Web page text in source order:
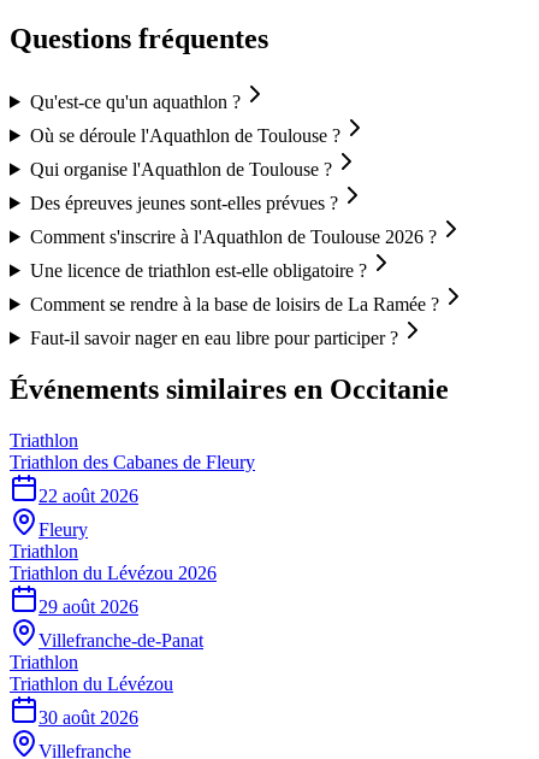
Questions fréquentes
Qu'est-ce qu'un aquathlon ?
Où se déroule l'Aquathlon de Toulouse ?
Qui organise l'Aquathlon de Toulouse ?
Des épreuves jeunes sont-elles prévues ?
Comment s'inscrire à l'Aquathlon de Toulouse 2026 ?
Une licence de triathlon est-elle obligatoire ?
Comment se rendre à la base de loisirs de La Ramée ?
Faut-il savoir nager en eau libre pour participer ?
Événements similaires en Occitanie
Triathlon
Triathlon des Cabanes de Fleury
22 août 2026
Fleury
Triathlon
Triathlon du Lévézou 2026
29 août 2026
Villefranche-de-Panat
Triathlon
Triathlon du Lévézou
30 août 2026
Villefranche